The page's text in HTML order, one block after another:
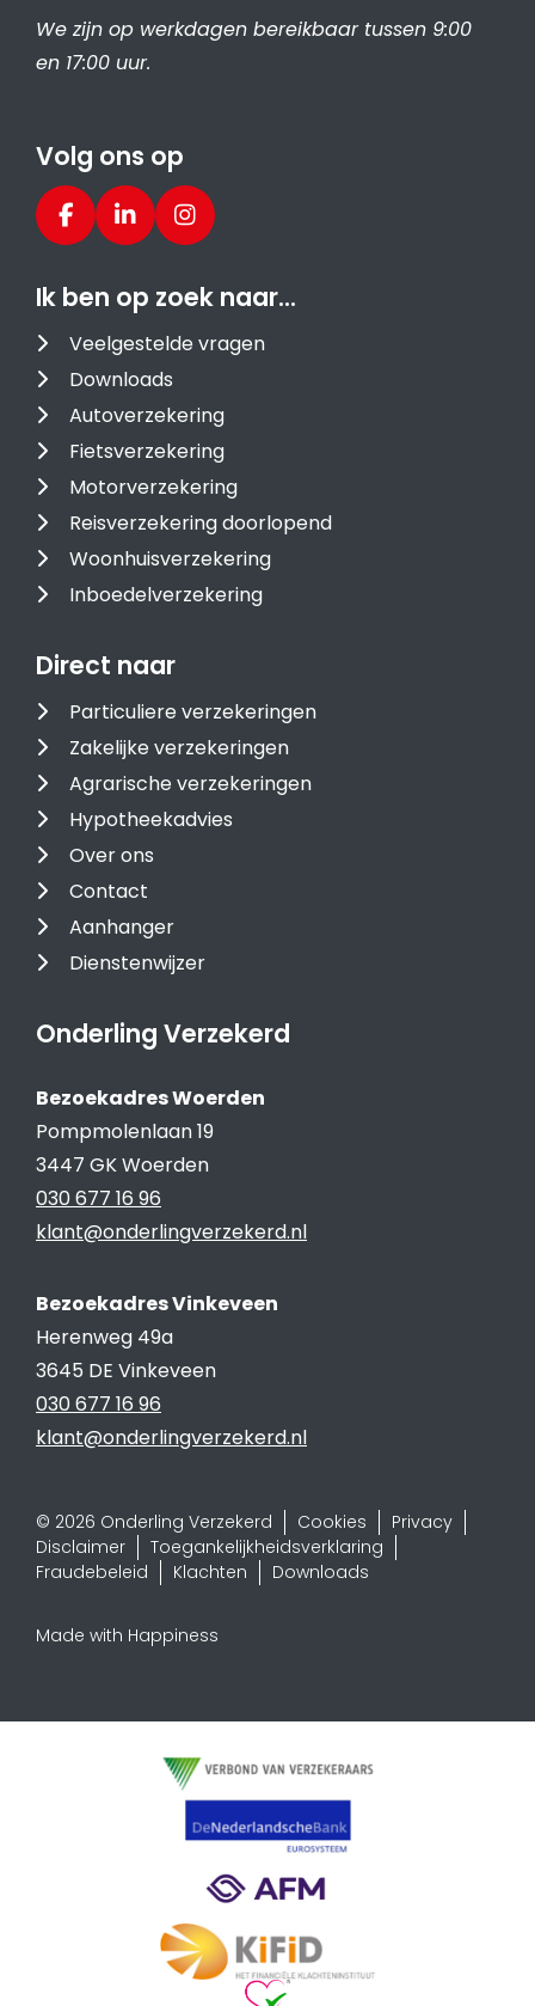
We zijn op werkdagen bereikbaar tussen 9:00
en 17:00 uur.
Volg ons op
Ik ben op zoek naar…
Veelgestelde vragen
Downloads
Autoverzekering
Fietsverzekering
Motorverzekering
Reisverzekering doorlopend
Woonhuisverzekering
Inboedelverzekering
Direct naar
Particuliere verzekeringen
Zakelijke verzekeringen
Agrarische verzekeringen
Hypotheekadvies
Over ons
Contact
Aanhanger
Dienstenwijzer
Onderling Verzekerd
Bezoekadres Woerden
Pompmolenlaan 19
3447 GK Woerden
030 677 16 96
klant@onderlingverzekerd.nl
Bezoekadres Vinkeveen
Herenweg 49a
3645 DE Vinkeveen
030 677 16 96
klant@onderlingverzekerd.nl
© 2026 Onderling Verzekerd Cookies
Privacy
Disclaimer
Toegankelijkheidsverklaring
Fraudebeleid
Klachten Downloads
Made with Happiness